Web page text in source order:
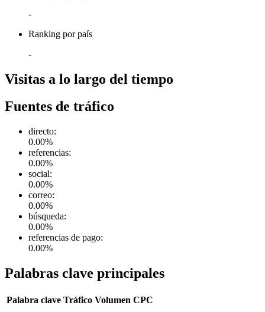
-
Ranking por país
-
Visitas a lo largo del tiempo
Fuentes de tráfico
directo:
0.00%
referencias:
0.00%
social:
0.00%
correo:
0.00%
búsqueda:
0.00%
referencias de pago:
0.00%
Palabras clave principales
Palabra clave Tráfico Volumen CPC